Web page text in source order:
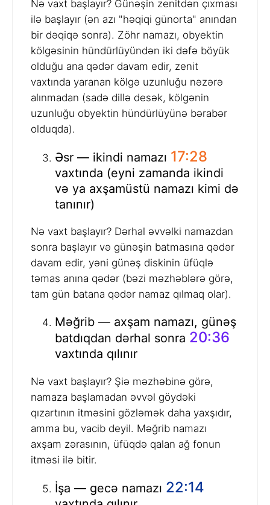
Nə vaxt başlayır? Günəşin zenitdən çıxması
ilə başlayır (ən azı "həqiqi günorta" anından
bir dəqiqə sonra). Zöhr namazı, obyektin
kölgəsinin hündürlüyündən iki dəfə böyük
olduğu ana qədər davam edir, zenit
vaxtında yaranan kölgə uzunluğu nəzərə
alınmadan (sadə dillə desək, kölgənin
uzunluğu obyektin hündürlüyünə bərabər
olduqda).
Əsr — ikindi namazı 17:28
vaxtında (eyni zamanda ikindi
və ya axşamüstü namazı kimi də
tanınır)
Nə vaxt başlayır? Dərhal əvvəlki namazdan
sonra başlayır və günəşin batmasına qədər
davam edir, yəni günəş diskinin üfüqlə
təmas anına qədər (bəzi məzhəblərə görə,
tam gün batana qədər namaz qılmaq olar).
Məğrib — axşam namazı, günəş
batdıqdan dərhal sonra 20:36
vaxtında qılınır
Nə vaxt başlayır? Şiə məzhəbinə görə,
namaza başlamadan əvvəl göydəki
qızartının itməsini gözləmək daha yaxşıdır,
amma bu, vacib deyil. Məğrib namazı
axşam zərasının, üfüqdə qalan ağ fonun
itməsi ilə bitir.
İşa — gecə namazı 22:14